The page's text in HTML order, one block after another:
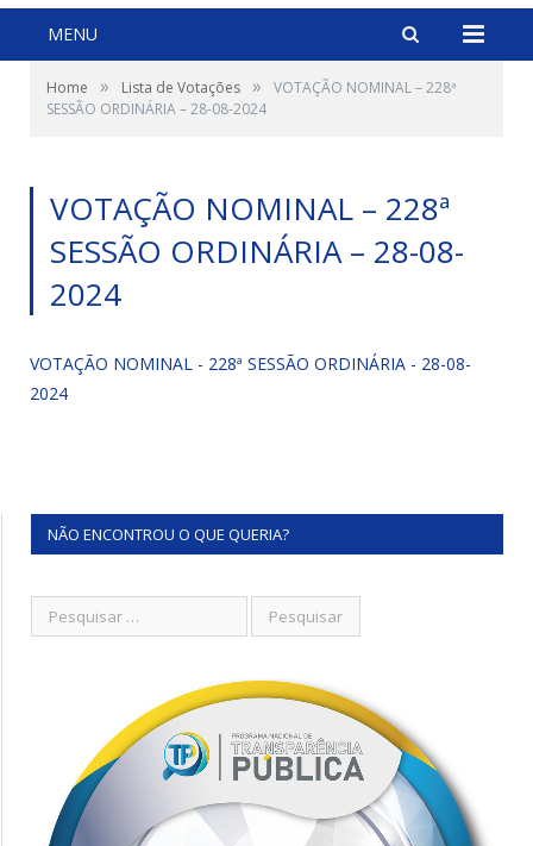
MENU
Home » Lista de Votações »
VOTAÇÃO NOMINAL – 228ª
SESSÃO ORDINÁRIA – 28-08-2024
VOTAÇÃO NOMINAL – 228ª
SESSÃO ORDINÁRIA – 28-08-
2024
VOTAÇÃO NOMINAL - 228ª SESSÃO ORDINÁRIA - 28-08-
2024
NÃO ENCONTROU O QUE QUERIA?